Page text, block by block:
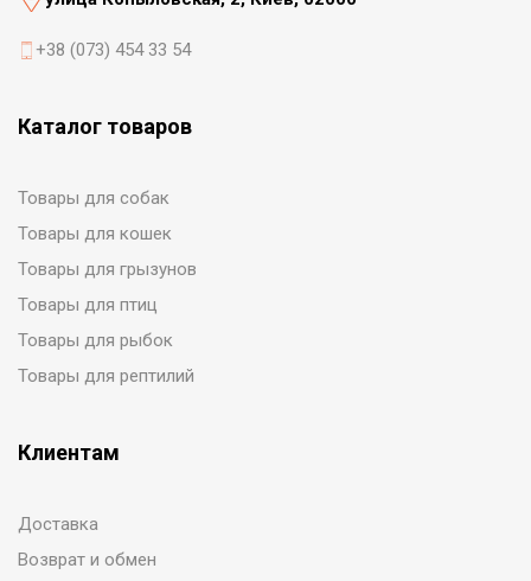
+38 (073) 454 33 54
Каталог товаров
Товары для собак
Товары для кошек
Товары для грызунов
Товары для птиц
Товары для рыбок
Товары для рептилий
Клиентам
Доставка
Возврат и обмен